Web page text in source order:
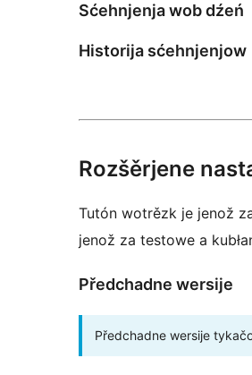
Sćehnjenja wob dźeń
Historija sćehnjenjow
Rozšěrjene
Tutón wotrězk je jenož
jenož za testowe a
Předchadne wersije
Předchadne wersije